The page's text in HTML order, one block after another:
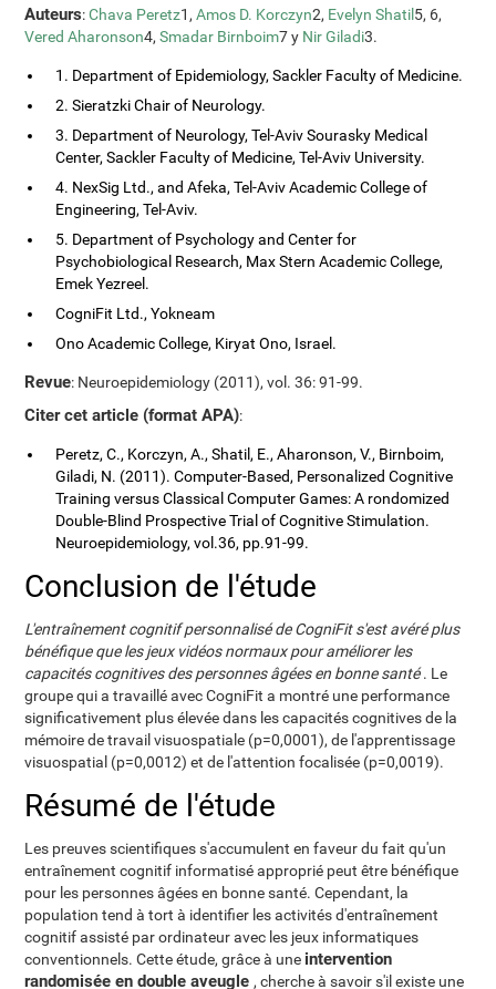
Auteurs:Chava Peretz1,Amos D. Korczyn2, Evelyn Shatil 5, 6,
Vered Aharonson4,Smadar Birnboim7 y Nir Giladi3.
1. Department of Epidemiology, Sackler Faculty of Medicine.
2. Sieratzki Chair of Neurology.
3. Department of Neurology, Tel-Aviv Sourasky Medical
Center, Sackler Faculty of Medicine, Tel-Aviv University.
4. NexSig Ltd., and Afeka, Tel-Aviv Academic College of
Engineering, Tel-Aviv.
5. Department of Psychology and Center for
Psychobiological Research, Max Stern Academic College,
Emek Yezreel.
CogniFit Ltd., Yokneam
Ono Academic College, Kiryat Ono, Israel.
Revue: Neuroepidemiology (2011), vol. 36: 91-99.
Citer cet article (format APA):
Peretz, C., Korczyn, A., Shatil, E., Aharonson, V., Birnboim,
Giladi, N. (2011). Computer-Based, Personalized Cognitive
Training versus Classical Computer Games: A rondomized
Double-Blind Prospective Trial of Cognitive Stimulation.
Neuroepidemiology, vol.36, pp.91-99.
Conclusion de l'étude
L'entraînement cognitif personnalisé de CogniFit s'est avéré plus
bénéfique que les jeux vidéos normaux pour améliorer les
capacités cognitives des personnes âgées en bonne santé. Le
groupe qui a travaillé avec CogniFit a montré une performance
significativement plus élevée dans les capacités cognitives de la
mémoire de travail visuospatiale (p=0,0001), de l'apprentissage
visuospatial (p=0,0012) et de l'attention focalisée (p=0,0019).
Résumé de l'étude
Les preuves scientifiques s'accumulent en faveur du fait qu'un
entraînement cognitif informatisé approprié peut être bénéfique
pour les personnes âgées en bonne santé. Cependant, la
population tend à tort à identifier les activités d'entraînement
cognitif assisté par ordinateur avec les jeux informatiques
conventionnels. Cette étude, grâce à une intervention
randomisée en double aveugle, cherche à savoir s'il existe une